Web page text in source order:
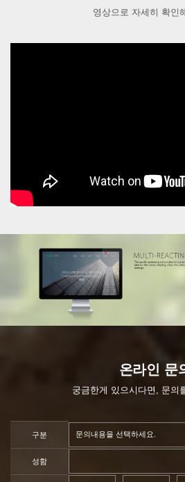
영상으로 자세히 확인
온라인 문
궁금한게 있으시다면, 문의
구분
성함